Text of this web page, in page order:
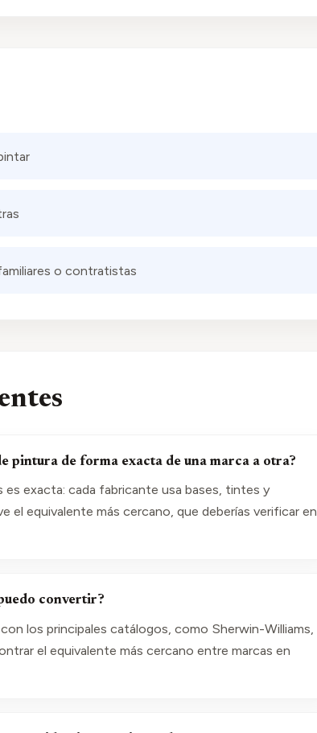
o contratistas
pintura de forma exacta de una marca a otra?
exacta: cada fabricante usa bases, tintes y
el equivalente más cercano, que deberías verificar en
convertir?
los principales catálogos, como Sherwin-Williams,
el equivalente más cercano entre marcas en